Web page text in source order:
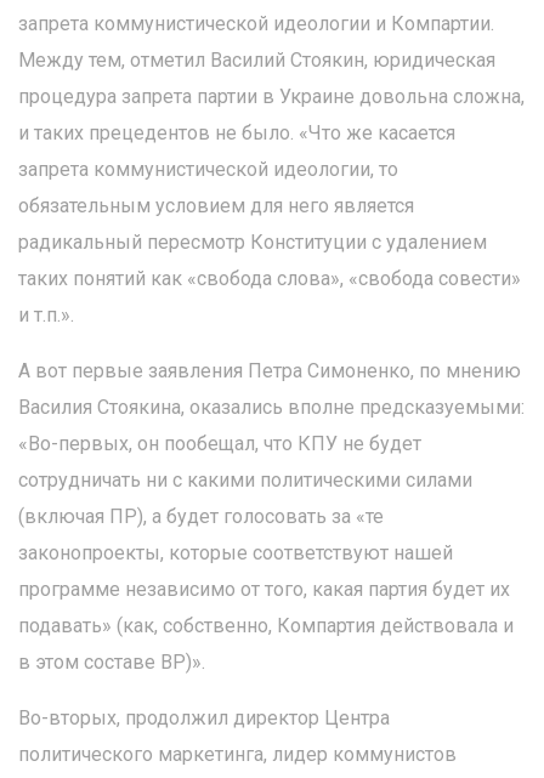
запрета коммунистической идеологии и Компартии.
Между тем, отметил Василий Стоякин, юридическая
процедура запрета партии в Украине довольна сложна,
и таких прецедентов не было. «Что же касается
запрета коммунистической идеологии, то
обязательным условием для него является
радикальный пересмотр Конституции с удалением
таких понятий как «свобода слова», «свобода совести»
и т.п.».
А вот первые заявления Петра Симоненко, по мнению
Василия Стоякина, оказались вполне предсказуемыми:
«Во-первых, он пообещал, что КПУ не будет
сотрудничать ни с какими политическими силами
(включая ПР), а будет голосовать за «те
законопроекты, которые соответствуют нашей
программе независимо от того, какая партия будет их
подавать» (как, собственно, Компартия действовала и
в этом составе ВР)».
Во-вторых, продолжил директор Центра
политического маркетинга, лидер коммунистов